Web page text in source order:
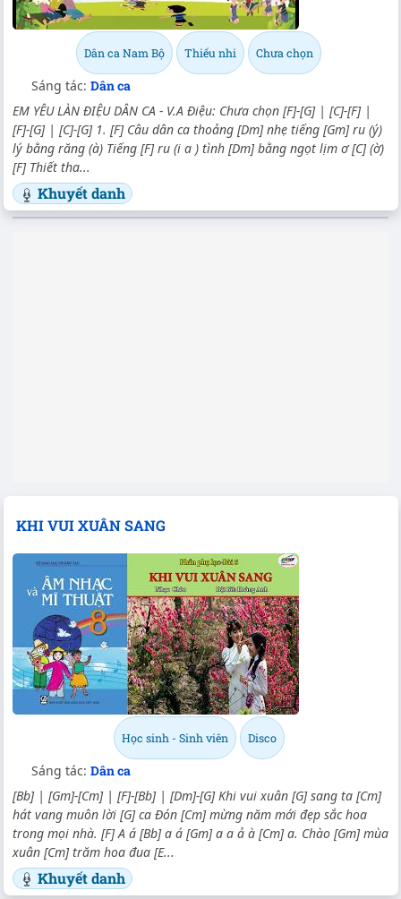
Dân ca Nam Bộ Thiếu nhi Chưa chọn
Sáng tác: Dân ca
EM YÊU LÀN ĐIỆU DÂN CA - V.A Điệu: Chưa chọn [F]-[G] | [C]-[F] |
[F]-[G] | [C]-[G] 1. [F] Câu dân ca thoảng [Dm] nhẹ tiếng [Gm] ru (ý)
lý bằng răng (à) Tiếng [F] ru (i a ) tình [Dm] bằng ngọt lịm ơ [C] (ờ)
[F] Thiết tha...
Khuyết danh
KHI VUI XUÂN SANG
Học sinh - Sinh viên Disco
Sáng tác: Dân ca
[Bb] | [Gm]-[Cm] | [F]-[Bb] | [Dm]-[G] Khi vui xuân [G] sang ta [Cm]
hát vang muôn lời [G] ca Đón [Cm] mừng năm mới đẹp sắc hoa
trong mọi nhà. [F] A á [Bb] a á [Gm] a a ả à [Cm] a. Chào [Gm] mùa
xuân [Cm] trăm hoa đua [E...
Khuyết danh